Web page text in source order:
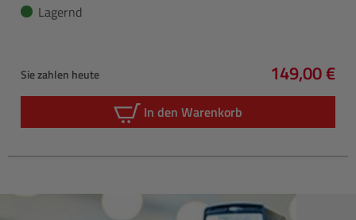
Lagernd
Sie zahlen heute
Regulärer
149,00 €
In den Warenkorb